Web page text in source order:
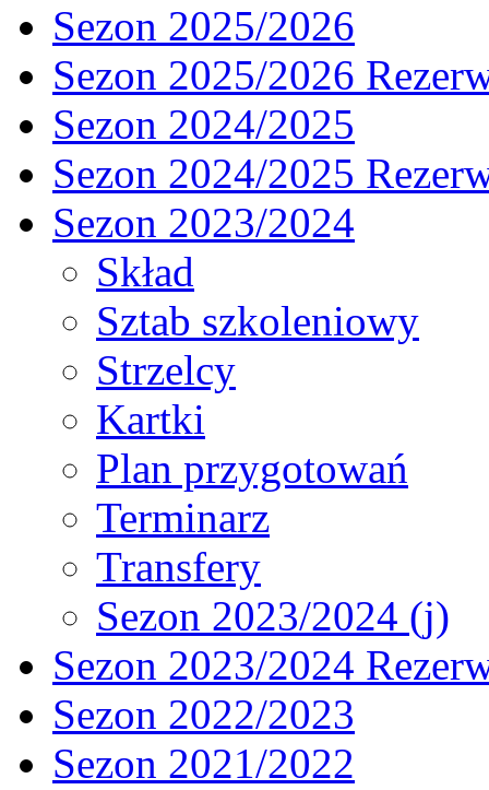
Sezon 2025/2026
Sezon 2025/2026
Sezon 2024/2025
Sezon 2024/2025
Sezon 2023/2024
Skład
Sztab szkoleniowy
Strzelcy
Kartki
Plan przygotowań
Terminarz
Transfery
Sezon 2023/2024 (j)
Sezon 2023/2024
Sezon 2022/2023
Sezon 2021/2022